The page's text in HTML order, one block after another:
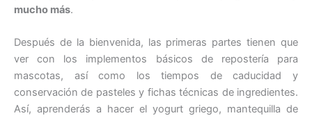
mucho más.
Después de la bienvenida, las primeras partes tienen que
ver con los implementos básicos de repostería para
mascotas, así como los tiempos de caducidad y
conservación de pasteles y fichas técnicas de ingredientes.
Así, aprenderás a hacer el yogurt griego, mantequilla de